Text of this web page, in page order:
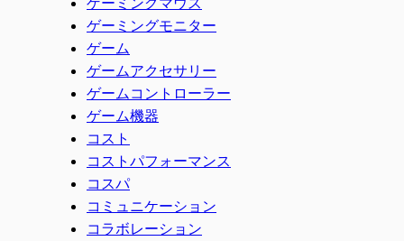
ゲーミングモニター
ゲーム
ゲームアクセサリー
ゲームコントローラー
ゲーム機器
コスト
コストパフォーマンス
コスパ
コミュニケーション
コラボレーション